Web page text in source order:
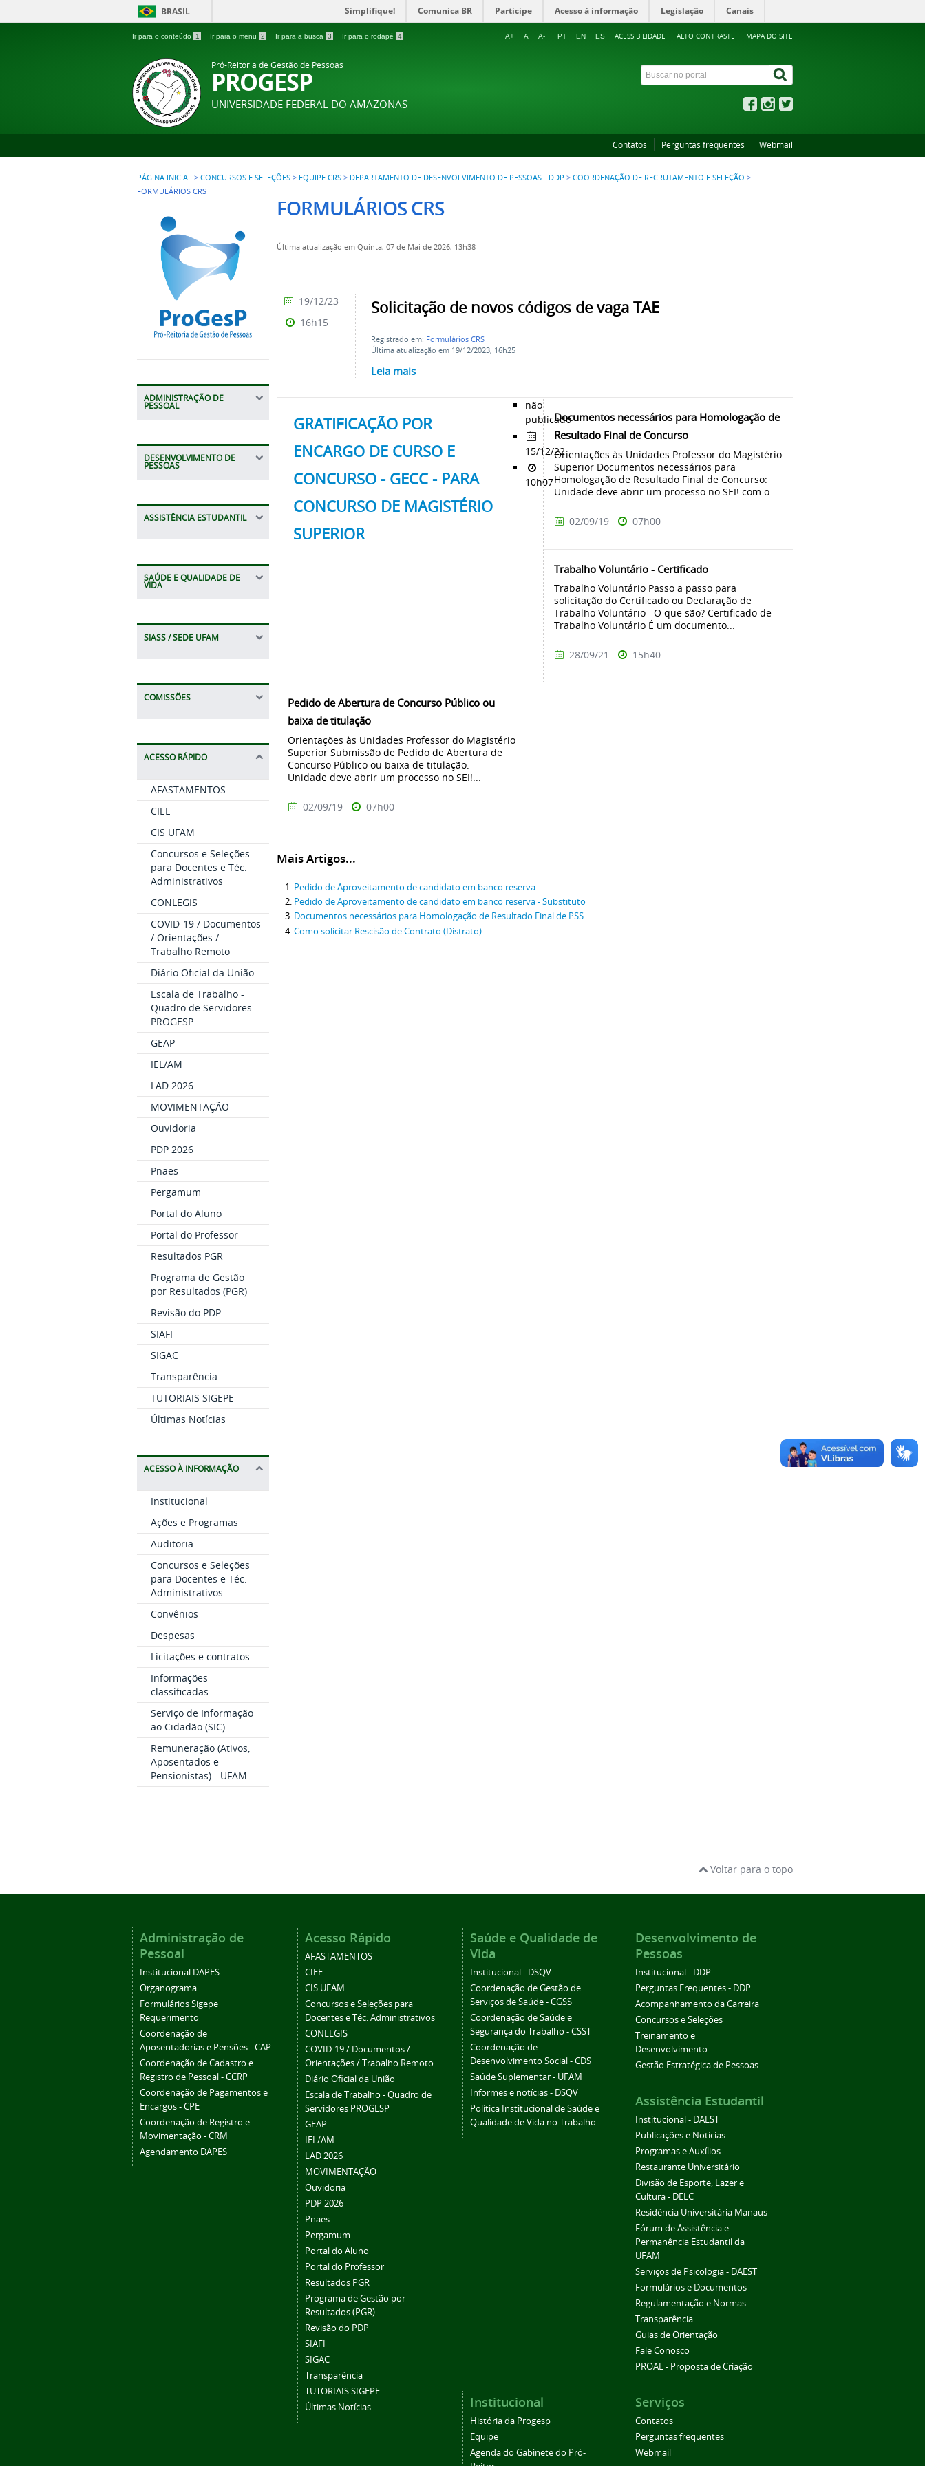
BRASIL Simplifique! Comunica BR Participe Acesso à informação Legislação Canais
Ir para o conteúdo 1 Ir para o menu 2 Ir para a busca 3 Ir para o rodapé 4 ACESSIBILIDADE ALTO CONTRASTE MAPA DO SITE
A+ A A- PT EN ES
Pró-Reitoria de Gestão de Pessoas
PROGESP
UNIVERSIDADE FEDERAL DO AMAZONAS
Contatos Perguntas frequentes Webmail
PÁGINA INICIAL > CONCURSOS E SELEÇÕES > EQUIPE CRS > DEPARTAMENTO DE DESENVOLVIMENTO DE PESSOAS - DDP > COORDENAÇÃO DE RECRUTAMENTO E SELEÇÃO >
FORMULÁRIOS CRS
ADMINISTRAÇÃO DE
PESSOAL
DESENVOLVIMENTO DE
PESSOAS
ASSISTÊNCIA ESTUDANTIL
SAÚDE E QUALIDADE DE
VIDA
SIASS / SEDE UFAM
COMISSÕES
ACESSO RÁPIDO
AFASTAMENTOS
CIEE
CIS UFAM
Concursos e Seleções
para Docentes e Téc.
Administrativos
CONLEGIS
COVID-19 / Documentos
/ Orientações /
Trabalho Remoto
Diário Oficial da União
Escala de Trabalho -
Quadro de Servidores
PROGESP
GEAP
IEL/AM
LAD 2026
MOVIMENTAÇÃO
Ouvidoria
PDP 2026
Pnaes
Pergamum
Portal do Aluno
Portal do Professor
Resultados PGR
Programa de Gestão
por Resultados (PGR)
Revisão do PDP
SIAFI
SIGAC
Transparência
TUTORIAIS SIGEPE
Últimas Notícias
ACESSO À INFORMAÇÃO
Institucional
Ações e Programas
Auditoria
Concursos e Seleções
para Docentes e Téc.
Administrativos
Convênios
Despesas
Licitações e contratos
Informações
classificadas
Serviço de Informação
ao Cidadão (SIC)
Remuneração (Ativos,
Aposentados e
Pensionistas) - UFAM
FORMULÁRIOS CRS
Última atualização em Quinta, 07 de Mai de 2026, 13h38
Solicitação de novos códigos de vaga TAE
Registrado em: Formulários CRS
Última atualização em 19/12/2023, 16h25
Leia mais
19/12/23
16h15
GRATIFICAÇÃO POR
ENCARGO DE CURSO E
CONCURSO - GECC - PARA
CONCURSO DE MAGISTÉRIO
SUPERIOR
não
publicado
15/12/22
10h07
Documentos necessários para Homologação de
Resultado Final de Concurso
Orientações às Unidades Professor do Magistério
Superior Documentos necessários para
Homologação de Resultado Final de Concurso:
Unidade deve abrir um processo no SEI! com o...
02/09/19 07h00
Trabalho Voluntário - Certificado
Trabalho Voluntário Passo a passo para
solicitação do Certificado ou Declaração de
Trabalho Voluntário O que são? Certificado de
Trabalho Voluntário É um documento...
28/09/21 15h40
Pedido de Abertura de Concurso Público ou
baixa de titulação
Orientações às Unidades Professor do Magistério
Superior Submissão de Pedido de Abertura de
Concurso Público ou baixa de titulação:
Unidade deve abrir um processo no SEI!...
02/09/19 07h00
Mais Artigos...
Pedido de Aproveitamento de candidato em banco reserva
Pedido de Aproveitamento de candidato em banco reserva - Substituto
Documentos necessários para Homologação de Resultado Final de PSS
Como solicitar Rescisão de Contrato (Distrato)
Voltar para o topo
Administração de
Pessoal
Institucional DAPES
Organograma
Formulários Sigepe
Requerimento
Coordenação de
Aposentadorias e Pensões - CAP
Coordenação de Cadastro e
Registro de Pessoal - CCRP
Coordenação de Pagamentos e
Encargos - CPE
Coordenação de Registro e
Movimentação - CRM
Agendamento DAPES
Acesso Rápido
AFASTAMENTOS
CIEE
CIS UFAM
Concursos e Seleções para
Docentes e Téc. Administrativos
CONLEGIS
COVID-19 / Documentos /
Orientações / Trabalho Remoto
Diário Oficial da União
Escala de Trabalho - Quadro de
Servidores PROGESP
GEAP
IEL/AM
LAD 2026
MOVIMENTAÇÃO
Ouvidoria
PDP 2026
Pnaes
Pergamum
Portal do Aluno
Portal do Professor
Resultados PGR
Programa de Gestão por
Resultados (PGR)
Revisão do PDP
SIAFI
SIGAC
Transparência
TUTORIAIS SIGEPE
Últimas Notícias
Saúde e Qualidade de
Vida
Institucional - DSQV
Coordenação de Gestão de
Serviços de Saúde - CGSS
Coordenação de Saúde e
Segurança do Trabalho - CSST
Coordenação de
Desenvolvimento Social - CDS
Saúde Suplementar - UFAM
Informes e notícias - DSQV
Política Institucional de Saúde e
Qualidade de Vida no Trabalho
Desenvolvimento de
Pessoas
Institucional - DDP
Perguntas Frequentes - DDP
Acompanhamento da Carreira
Concursos e Seleções
Treinamento e
Desenvolvimento
Gestão Estratégica de Pessoas
Assistência Estudantil
Institucional - DAEST
Publicações e Notícias
Programas e Auxílios
Restaurante Universitário
Divisão de Esporte, Lazer e
Cultura - DELC
Residência Universitária Manaus
Fórum de Assistência e
Permanência Estudantil da
UFAM
Serviços de Psicologia - DAEST
Formulários e Documentos
Regulamentação e Normas
Transparência
Guias de Orientação
Fale Conosco
PROAE - Proposta de Criação
Institucional
História da Progesp
Equipe
Agenda do Gabinete do Pró-
Serviços
Contatos
Perguntas frequentes
Webmail